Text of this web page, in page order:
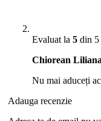
Evaluat la 5 din 5
Chiorean Liliana
Nu mai aduceți
Adauga recenzie